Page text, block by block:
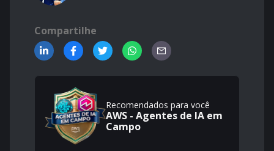
Compartilhe
Recomendados para você
AWS - Agentes de IA em
Campo